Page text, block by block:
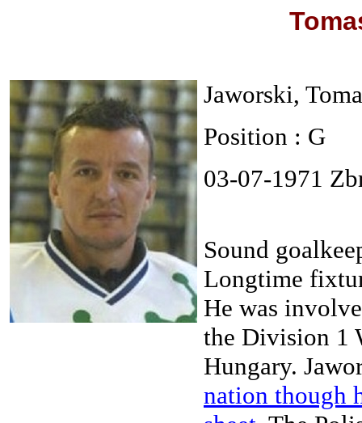
Jaworski,
Position : G
03-07-1971
Sound
Longtime
He was
the Division 1
Hungary.
nation though